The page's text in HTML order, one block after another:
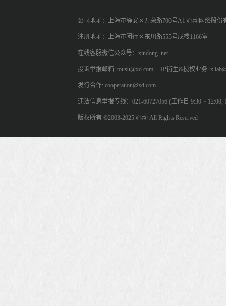
公司地址：上海市静安区万荣路700号A1 心动网络股份
注册地址：上海市闵行区东川路555号戊楼1166室
在线客服微信公众号：xindong_net
投诉举报邮箱: tousu@xd.com IP衍生&授权业务:
发行合作: cooperation@xd.com
违法信息举报专线：021-60727056 (工作日 9:30 ~ 12:00,
版权所有 ©2003-2025 心动 All Rights Reserved